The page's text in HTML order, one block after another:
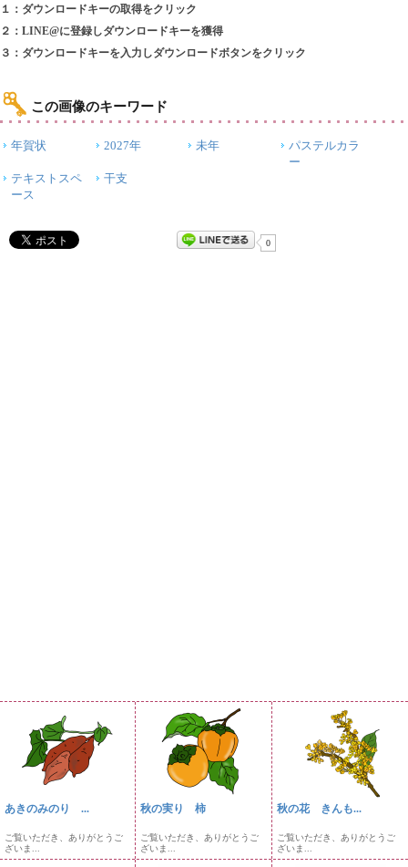
１：ダウンロードキーの取得をクリック
２：LINE@に登録しダウンロードキーを獲得
３：ダウンロードキーを入力しダウンロードボタンをクリック
この画像のキーワード
年賀状 2027年 未年
パステルカラ
ー
テキストスペ
ース
干支
0
あきのみのり ...
ご覧いただき、ありがとうご
ざいま...
秋の実り 柿
ご覧いただき、ありがとうご
ざいま...
秋の花 きんも...
ご覧いただき、ありがとうご
ざいま...